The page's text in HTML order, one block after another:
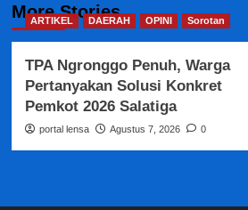
More Stories
ARTIKEL DAERAH OPINI Sorotan
TPA Ngronggo Penuh, Warga
Pertanyakan Solusi Konkret
Pemkot 2026 Salatiga
portal lensa Agustus 7, 2026 0